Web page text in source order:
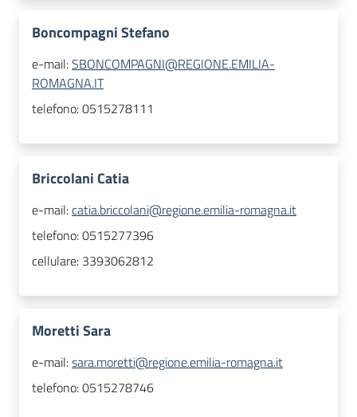
Boncompagni Stefano
e-mail:SBONCOMPAGNI@REGIONE.EMILIA-
ROMAGNA.IT
telefono:0515278111
Briccolani Catia
e-mail:catia.briccolani@regione.emilia-romagna.it
telefono:0515277396
cellulare: 3393062812
Moretti Sara
e-mail:sara.moretti@regione.emilia-romagna.it
telefono:0515278746